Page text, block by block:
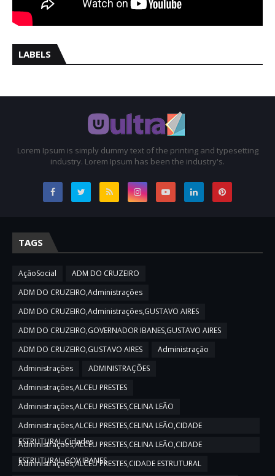
LABELS
Lorem Ipsum is simply dummy text of the printing and typesetting
industry. Lorem Ipsum has been the industry's.
TAGS
AçãoSocial
ADM DO CRUZEIRO
ADM DO CRUZEIRO,Administrações
ADM DO CRUZEIRO,Administrações,GUSTAVO AIRES
ADM DO CRUZEIRO,GOVERNADOR IBANES,GUSTAVO AIRES
ADM DO CRUZEIRO,GUSTAVO AIRES
Administração
Administrações
ADMINISTRAÇÕES
Administrações,ALCEU PRESTES
Administrações,ALCEU PRESTES,CELINA LEÃO
Administrações,ALCEU PRESTES,CELINA LEÃO,CIDADE
ESTRUTURAL,Cidades
Administrações,ALCEU PRESTES,CELINA LEÃO,CIDADE
ESTRUTURAL,GOV IBANES
Administrações,ALCEU PRESTES,CIDADE ESTRUTURAL